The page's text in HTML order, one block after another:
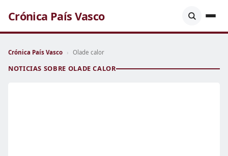
Crónica País Vasco
Crónica País Vasco › Olade calor
NOTICIAS SOBRE OLADE CALOR